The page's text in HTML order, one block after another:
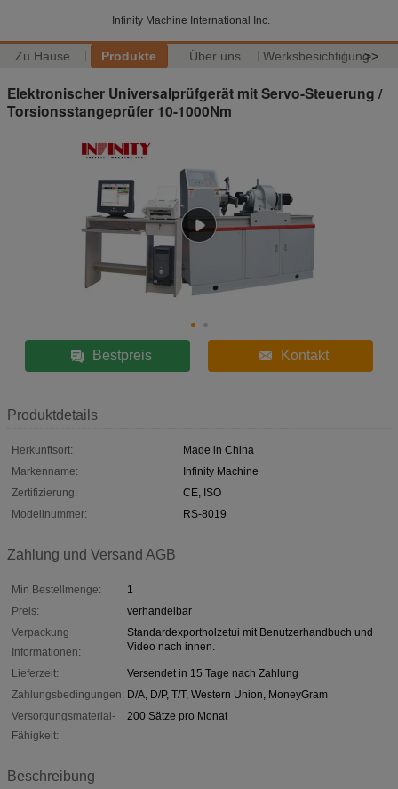
Infinity Machine International Inc.
Zu Hause Produkte Über uns Werksbesichtigung>>
Elektronischer Universalprüfgerät mit Servo-Steuerung /
Torsionsstangeprüfer 10-1000Nm
Bestpreis Kontakt
Produktdetails
Herkunftsort:
Made in China
Markenname:
Infinity Machine
Zertifizierung:
CE, ISO
Modellnummer:
RS-8019
Zahlung und Versand AGB
Min Bestellmenge:
1
Preis:
verhandelbar
Verpackung
Informationen:
Standardexportholzetui mit Benutzerhandbuch und
Video nach innen.
Lieferzeit:
Versendet in 15 Tage nach Zahlung
Zahlungsbedingungen: D/A, D/P, T/T, Western Union, MoneyGram
Versorgungsmaterial-
Fähigkeit:
200 Sätze pro Monat
Beschreibung